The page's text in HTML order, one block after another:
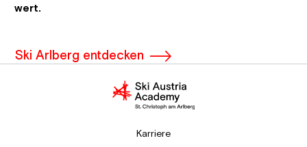
wert.
Ski Arlberg entdecken
Karriere